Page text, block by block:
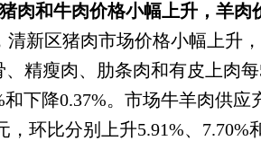
猪肉和牛肉价格小幅上升 ， 羊肉
清新区猪肉市场价格小幅上升
精瘦肉、肋条肉和有皮上肉
和下降0.37%。市场牛羊肉供应
， 环比分别上升5.91%、7.70%